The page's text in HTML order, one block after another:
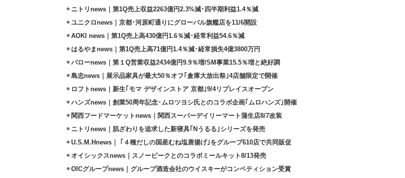
ニトリnews｜第1Q売上収益2263億円2.3%減･四半期利益1.4％減
ユニクロnews｜京都･河原町通りにグローバル旗艦店を11/6開設
AOKI news｜第1Q売上高430億円1.6％減･経常利益54.6％減
はるやまnews｜第1Q売上高71億円1.4％減･経常損失4億3800万円
バローnews｜第１Q営業収益2434億円9.9％増/SM事業15.5％増と絶好調
島忠news｜展示品家具が最大50％オフ｢倉庫大放出祭｣4店舗限定で開催
ロフトnews｜新生｢モマ デザインストア 京都｣9/4リプレイスオープン
ハンズnews｜創業50周年記念･ムロツヨシ氏とのコラボ企画｢ムロハンズ｣開催
関西フードマーケットnews｜関西スーパーデイリーマート蒲生店8/7改装
ニトリnews｜肌ざわりを追求した新寝具｢Nうるる｣シリーズを発売
U.S.M.Hnews｜ ｢４種だしの国産むね塩唐揚げ｣をグループ610店で共同販促
オイシックスnews｜スノーピークとのコラボミールキット8/13発売
OICグループnews｜グループ酒造会社のウイスキーがコンペティション受賞